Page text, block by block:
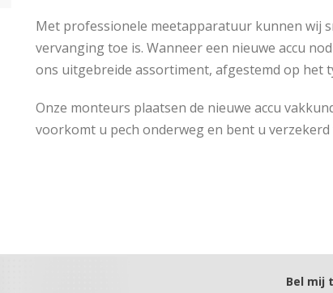
Met professionele meetapparatuur kunnen wij
vervanging toe is. Wanneer een nieuwe accu
ons uitgebreide assortiment, afgestemd op het
Onze monteurs plaatsen de nieuwe accu
voorkomt u pech onderweg en bent u
Bel mij